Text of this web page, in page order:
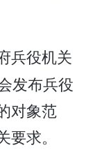
兵役机关
发布兵役
对象范
求。